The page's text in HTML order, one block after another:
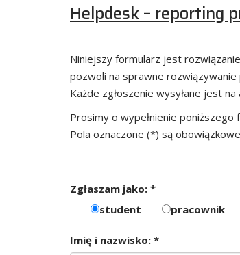
Helpdesk – reporting
Niniejszy formularz jest
pozwoli na sprawne
Każde zgłoszenie wysyłane jest
Prosimy o wypełnienie
Pola oznaczone (*) są
Zgłaszam jako: *
student
pracownik
Imię i nazwisko: *